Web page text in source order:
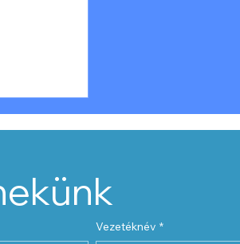
Vezetéknév *